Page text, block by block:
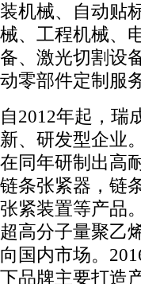
装机械、自动贴
械、工程机械、
备、激光切割设
动零部件定制服务
自2012年起，瑞
新、研发型企业
在同年研制出高
链条张紧器，链
张紧装置等产品
超高分子量聚乙
向国内市场。
下品牌主要打造